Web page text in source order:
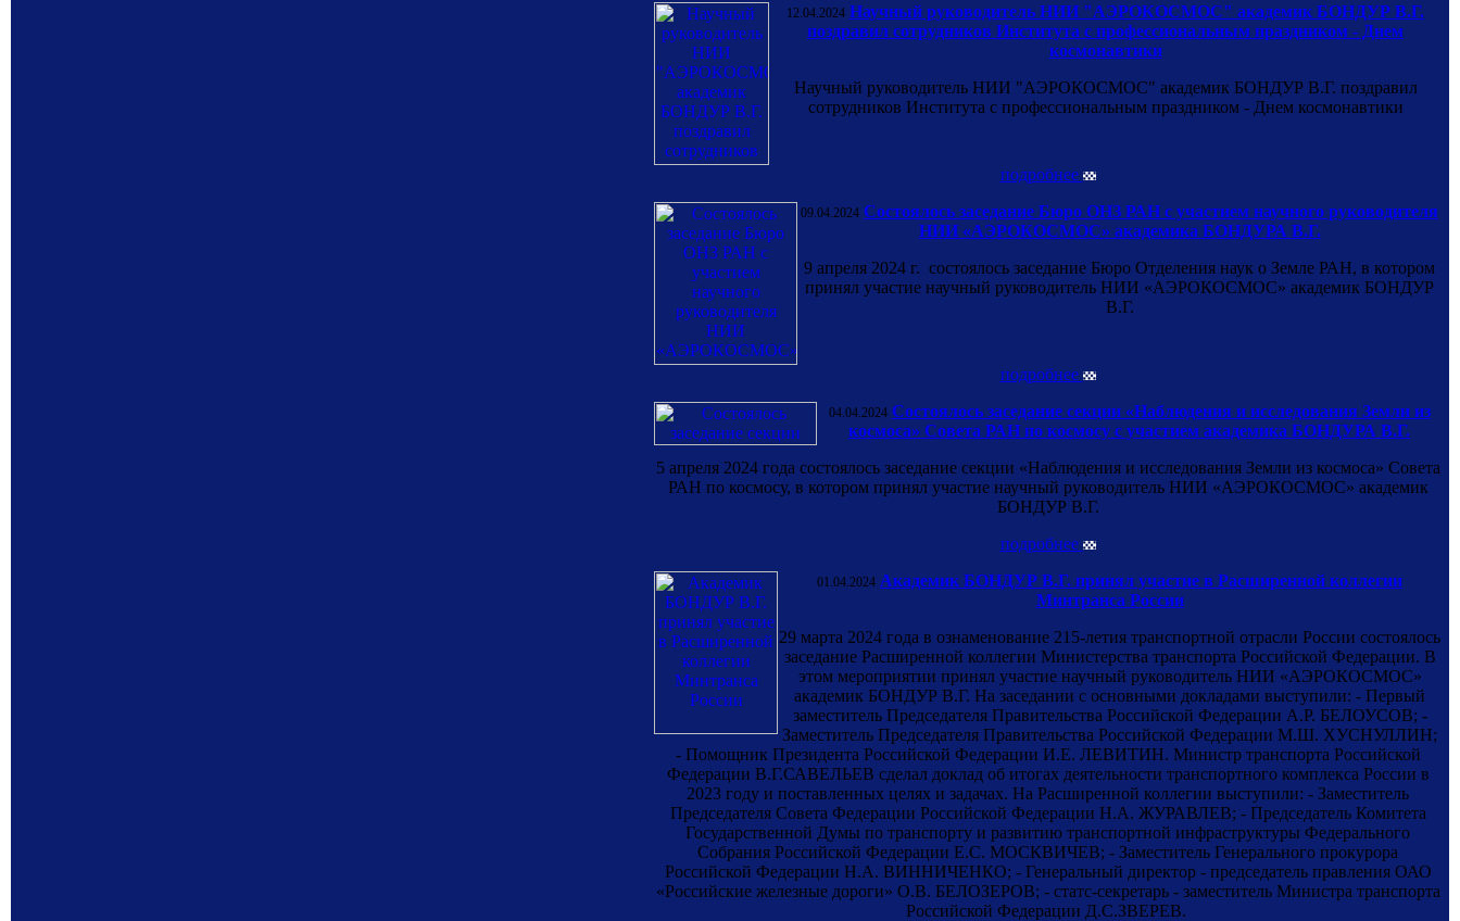
12.04.2024 Научный руководитель НИИ "АЭРОКОСМОС" академик БОНДУР В.Г.
поздравил сотрудников Института с профессиональным праздником - Днем
космонавтики
Научный руководитель НИИ "АЭРОКОСМОС" академик БОНДУР В.Г. поздравил
сотрудников Института с профессиональным праздником - Днем космонавтики
подробнее
09.04.2024 Состоялось заседание Бюро ОНЗ РАН с участием научного руководителя
НИИ «АЭРОКОСМОС» академика БОНДУРА В.Г.
9 апреля 2024 г. состоялось заседание Бюро Отделения наук о Земле РАН, в котором
принял участие научный руководитель НИИ «АЭРОКОСМОС» академик БОНДУР
В.Г.
подробнее
04.04.2024 Состоялось заседание секции «Наблюдения и исследования Земли из
космоса» Совета РАН по космосу с участием академика БОНДУРА В.Г.
5 апреля 2024 года состоялось заседание секции «Наблюдения и исследования Земли из космоса» Совета
РАН по космосу, в котором принял участие научный руководитель НИИ «АЭРОКОСМОС» академик
БОНДУР В.Г.
подробнее
01.04.2024 Академик БОНДУР В.Г. принял участие в Расширенной коллегии
Минтранса России
29 марта 2024 года в ознаменование 215-летия транспортной отрасли России состоялось
заседание Расширенной коллегии Министерства транспорта Российской Федерации. В
этом мероприятии принял участие научный руководитель НИИ «АЭРОКОСМОС»
академик БОНДУР В.Г. На заседании с основными докладами выступили: - Первый
заместитель Председателя Правительства Российской Федерации А.Р. БЕЛОУСОВ; -
Заместитель Председателя Правительства Российской Федерации М.Ш. ХУСНУЛЛИН;
- Помощник Президента Российской Федерации И.Е. ЛЕВИТИН. Министр транспорта Российской
Федерации В.Г.САВЕЛЬЕВ сделал доклад об итогах деятельности транспортного комплекса России в
2023 году и поставленных целях и задачах. На Расширенной коллегии выступили: - Заместитель
Председателя Совета Федерации Российской Федерации Н.А. ЖУРАВЛЕВ; - Председатель Комитета
Государственной Думы по транспорту и развитию транспортной инфраструктуры Федерального
Собрания Российской Федерации Е.С. МОСКВИЧЕВ; - Заместитель Генерального прокурора
Российской Федерации Н.А. ВИННИЧЕНКО; - Генеральный директор - председатель правления ОАО
«Российские железные дороги» О.В. БЕЛОЗЕРОВ; - статс-секретарь - заместитель Министра транспорта
Российской Федерации Д.С.ЗВЕРЕВ.